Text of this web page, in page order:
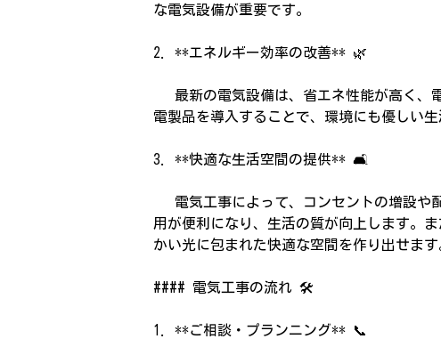
な電気設備が重要です。
2. **エネルギー効率の改善** 🌿
最新の電気設備は、省エネ性能が高く、
電製品を導入することで、環境にも優しい生
3. **快適な生活空間の提供** 🛋️
電気工事によって、コンセントの増設や
用が便利になり、生活の質が向上します。
かい光に包まれた快適な空間を作り出せます
#### 電気工事の流れ 🛠️
1. **ご相談・プランニング** 📞